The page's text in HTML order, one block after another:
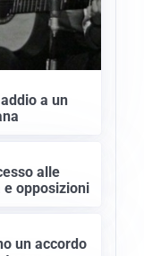
a un
alle
opposizioni
un accordo